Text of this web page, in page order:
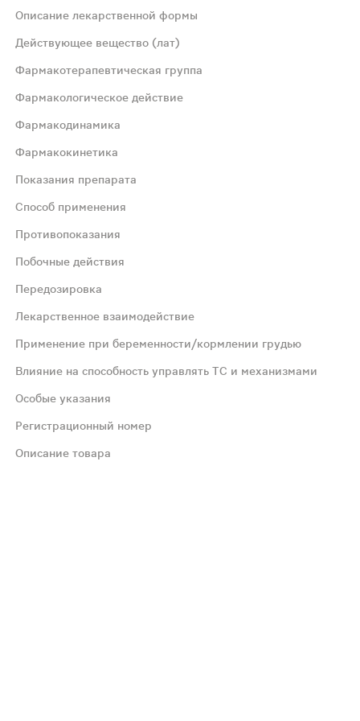
действие. Уменьшает проницаемость
концентрации (Tmax) лоратадина в плазме
гистаминергий, вызванные применением
- нарушения функции печени. Со стороны ЦНС:
Описание лекарственной формы
Действующее вещество (лат)
Фармакотерапевтическая группа
Фармакологическое действие
Фармакодинамика
Фармакокинетика
Показания препарата
Способ применения
Противопоказания
Побочные действия
Передозировка
Лекарственное взаимодействие
Применение при беременности/кормлении грудью
Влияние на способность управлять ТС и механизмами
Особые указания
Регистрационный номер
Описание товара